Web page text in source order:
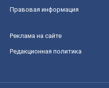
Правовая информация
Реклама на сайте
Редакционная политика